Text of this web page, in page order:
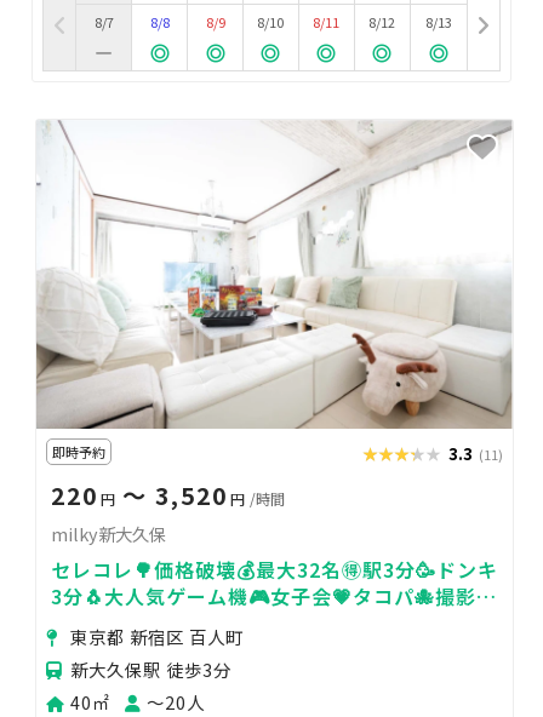
8/7
8/8
8/9
8/10
8/11
8/12
8/13
即時予約 ★★★★★
★★★★★ 3.3 (11)
220 円〜 3,520 円 /時間
milky新大久保
セレコレ🌳価格破壊💰最大32名🉐駅3分🥳ドンキ
3分🐧大人気ゲーム機🎮女子会💗タコパ🐙撮影📷
パーティ🥂milky新大久保
東京都 新宿区 百人町
新大久保駅 徒歩3分
40㎡
〜20人